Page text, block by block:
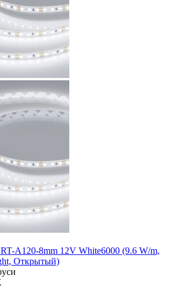
A120-8mm 12V White6000 (9.6 W/m,
Открытый)